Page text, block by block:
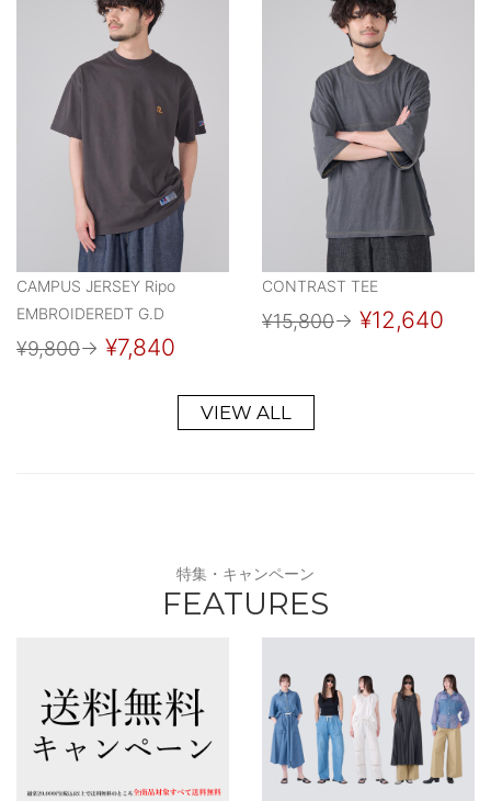
CAMPUS JERSEY Ripo
EMBROIDEREDT G.D
¥9,800→ ¥7,840
CONTRAST TEE
¥15,800→ ¥12,640
VIEW ALL
特集・キャンペーン
FEATURES